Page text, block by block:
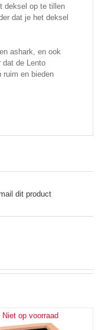
deksel op te tillen
dat je het deksel
ashark, en ook
dat de Lento
ruim en bieden
dit product
Niet op voorraad